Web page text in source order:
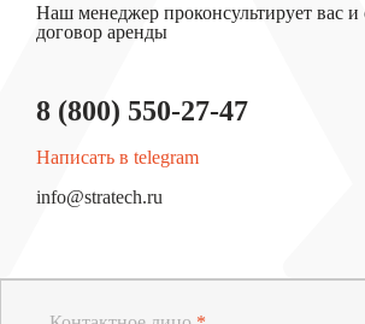
Наш менеджер проконсультирует вас
договор аренды
8 (800) 550-27-47
Написать в telegram
info@stratech.ru